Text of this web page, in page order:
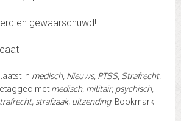
en gewaarschuwd!
in medisch, Nieuws, PTSS, Strafrecht,
met medisch, militair, psychisch,
, strafzaak, uitzending. Bookmark